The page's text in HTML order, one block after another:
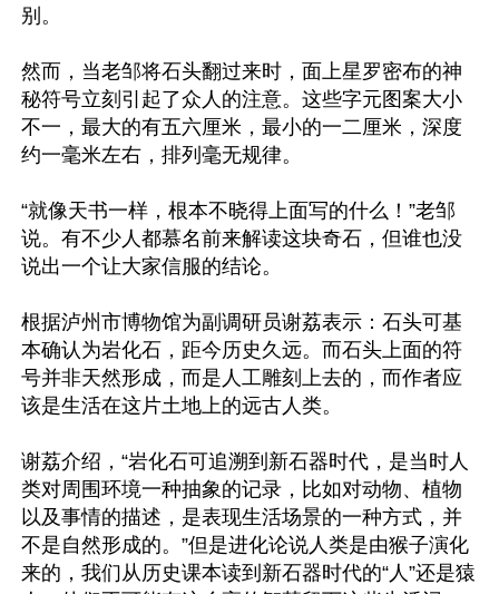
别。
然而，当老邹将石头翻过来时，面上星罗密布的神
秘符号立刻引起了众人的注意。这些字元图案大小
不一，最大的有五六厘米，最小的一二厘米，深度
约一毫米左右，排列毫无规律。
“就像天书一样，根本不晓得上面写的什么！”老邹
说。有不少人都慕名前来解读这块奇石，但谁也没
说出一个让大家信服的结论。
根据泸州市博物馆为副调研员谢荔表示：石头可基
本确认为岩化石，距今历史久远。而石头上面的符
号并非天然形成，而是人工雕刻上去的，而作者应
该是生活在这片土地上的远古人类。
谢荔介绍，“岩化石可追溯到新石器时代，是当时人
类对周围环境一种抽象的记录，比如对动物、植物
以及事情的描述，是表现生活场景的一种方式，并
不是自然形成的。”但是进化论说人类是由猴子演化
来的，我们从历史课本读到新石器时代的“人”还是猿